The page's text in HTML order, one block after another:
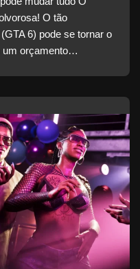
O tão
6) pode se tornar o
um orçamento…